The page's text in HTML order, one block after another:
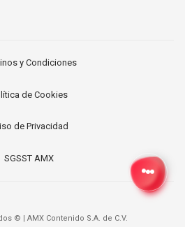
y Condiciones
de Cookies
de Privacidad
SGSST AMX
© AMX Contenido S.A. de C.V.